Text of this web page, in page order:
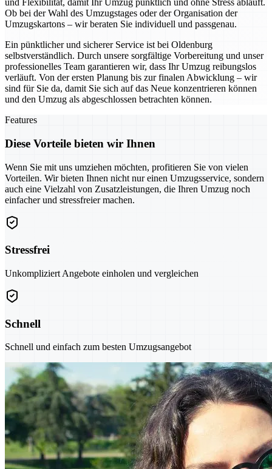
und Flexibilität, damit Ihr Umzug pünktlich und ohne Stress abläuft.
Ob bei der Wahl des Umzugstages oder der Organisation der
Umzugskartons – wir beraten Sie individuell und passgenau.
Ein pünktlicher und sicherer Service ist bei Oldenburg
selbstverständlich. Durch unsere sorgfältige Vorbereitung und unser
professionelles Team garantieren wir, dass Ihr Umzug reibungslos
verläuft. Von der ersten Planung bis zur finalen Abwicklung – wir
sind für Sie da, damit Sie sich auf das Neue konzentrieren können
und den Umzug als abgeschlossen betrachten können.
Features
Diese Vorteile bieten wir Ihnen
Wenn Sie mit uns umziehen möchten, profitieren Sie von vielen
Vorteilen. Wir bieten Ihnen nicht nur einen Umzugsservice, sondern
auch eine Vielzahl von Zusatzleistungen, die Ihren Umzug noch
einfacher und stressfreier machen.
Stressfrei
Unkompliziert Angebote einholen und vergleichen
Schnell
Schnell und einfach zum besten Umzugsangebot